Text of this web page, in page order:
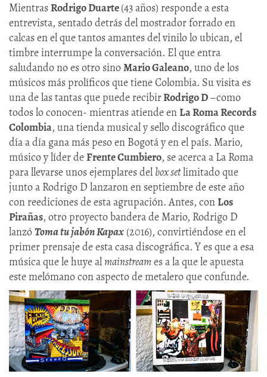
MientrasRodrigo Duarte(43 años) responde a esta
entrevista, sentado detrás del mostrador forrado en
calcas en el que tantos amantes del vinilo lo ubican, el
timbre interrumpe la conversación. El que entra
saludando no es otro sinoMario Galeano, uno de los
músicos más prolíficos que tiene Colombia. Su visita es
una de las tantas que puede recibirRodrigo D–como
todos lo conocen- mientras atiende enLa Roma Records
Colombia, una tienda musical y sello discográfico que
día a día gana más peso en Bogotá y en el país. Mario,
músico y líder deFrente Cumbiero, se acerca a La Roma
para llevarse unos ejemplares del box setlimitado que
junto a Rodrigo D lanzaron en septiembre de este año
con reediciones de esta agrupación. Antes, conLos
Pirañas, otro proyecto bandera de Mario, Rodrigo D
lanzóToma tu jabón Kapax (2016), convirtiéndose en el
primer prensaje de esta casa discográfica. Y es que a esa
música que le huye almainstream es a la que le apuesta
este melómano con aspecto de metalero que confunde.